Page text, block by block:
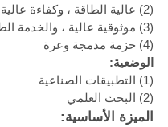
(2) عالية الطاقة ، وكفاءة عالية
(3) موثوقية عالية ، والخدمة الطويلة في الحياة
(4) حزمة مدمجة وعرة
الوضعية:
(1) التطبيقات الصناعية
(2) البحث العلمي
الميزة الأساسية: